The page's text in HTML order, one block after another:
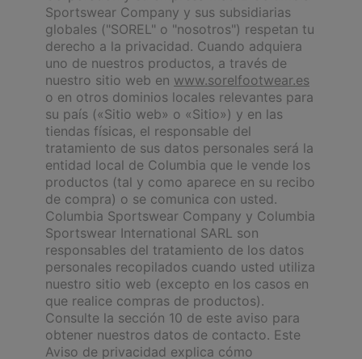
Sportswear Company y sus subsidiarias
globales ("SOREL" o "nosotros") respetan tu
derecho a la privacidad. Cuando adquiera
uno de nuestros productos, a través de
nuestro sitio web en www.sorelfootwear.es
o en otros dominios locales relevantes para
su país («Sitio web» o «Sitio») y en las
tiendas físicas, el responsable del
tratamiento de sus datos personales será la
entidad local de Columbia que le vende los
productos (tal y como aparece en su recibo
de compra) o se comunica con usted.
Columbia Sportswear Company y Columbia
Sportswear International SARL son
responsables del tratamiento de los datos
personales recopilados cuando usted utiliza
nuestro sitio web (excepto en los casos en
que realice compras de productos).
Consulte la sección 10 de este aviso para
obtener nuestros datos de contacto. Este
Aviso de privacidad explica cómo